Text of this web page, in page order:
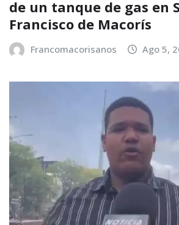
de un tanque de gas en
Francisco de Macorís
Francomacorisanos Ago 5,